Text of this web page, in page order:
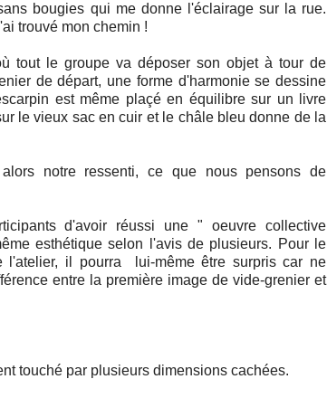
bougies qui me donne l'éclairage sur la rue.
trouvé mon chemin !
tout le groupe va déposer son objet à tour de
de départ, une forme d'harmonie se dessine
est même plaçé en équilibre sur un livre
le vieux sac en cuir et le châle bleu donne de la
notre ressenti, ce que nous pensons de
d'avoir réussi une " oeuvre collective
esthétique selon l'avis de plusieurs. Pour le
l'atelier, il pourra lui-même être surpris car ne
entre la première image de vide-grenier et
touché par plusieurs dimensions cachées.